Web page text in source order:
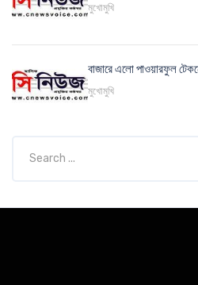
মুখোমুখি
বাজারে এলো পাওয়ারফুল
মুখোমুখি